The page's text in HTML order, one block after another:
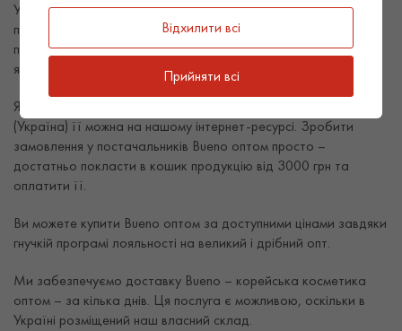
Україні популярних брендів з Кореї. Ми – прямий
постачальник корейської косметики, отримуємо оригінальну
продукцію безпосередньо у виробника й ручаємося за її
якість та оригінальність.
Якщо вам потрібна Bueno корейська косметика, купити
(Україна) її можна на нашому інтернет-ресурсі. Зробити
замовлення у постачальників Bueno оптом просто –
достатньо покласти в кошик продукцію від 3000 грн та
оплатити її.
Ви можете купити Bueno оптом за доступними цінами завдяки
гнучкій програмі лояльності на великий і дрібний опт.
Ми забезпечуємо доставку Bueno – корейська косметика
оптом – за кілька днів. Ця послуга є можливою, оскільки в
Україні розміщений наш власний склад.
Відхилити всі
Прийняти всі